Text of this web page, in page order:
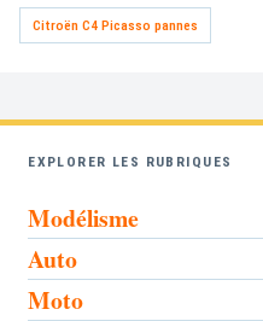
Citroën C4 Picasso pannes
EXPLORER LES RUBRIQUES
Modélisme
Auto
Moto